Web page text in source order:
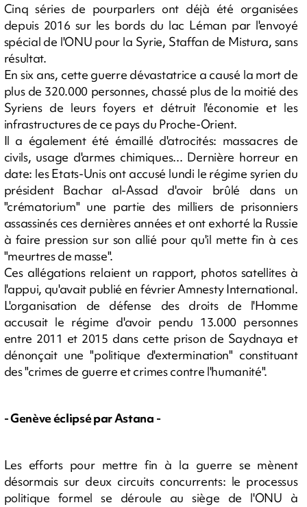
Cinq séries de pourparlers ont déjà été organisées
depuis 2016 sur les bords du lac Léman par l'envoyé
spécial de l'ONU pour la Syrie, Staffan de Mistura, sans
résultat.
En six ans, cette guerre dévastatrice a causé la mort de
plus de 320.000 personnes, chassé plus de la moitié des
Syriens de leurs foyers et détruit l'économie et les
infrastructures de ce pays du Proche-Orient.
Il a également été émaillé d'atrocités: massacres de
civils, usage d'armes chimiques... Dernière horreur en
date: les Etats-Unis ont accusé lundi le régime syrien du
président Bachar al-Assad d'avoir brûlé dans un
"crématorium" une partie des milliers de prisonniers
assassinés ces dernières années et ont exhorté la Russie
à faire pression sur son allié pour qu'il mette fin à ces
"meurtres de masse".
Ces allégations relaient un rapport, photos satellites à
l'appui, qu'avait publié en février Amnesty International.
L'organisation de défense des droits de l'Homme
accusait le régime d'avoir pendu 13.000 personnes
entre 2011 et 2015 dans cette prison de Saydnaya et
dénonçait une "politique d'extermination" constituant
des "crimes de guerre et crimes contre l'humanité".
- Genève éclipsé par Astana -
Les efforts pour mettre fin à la guerre se mènent
désormais sur deux circuits concurrents: le processus
politique formel se déroule au siège de l'ONU à